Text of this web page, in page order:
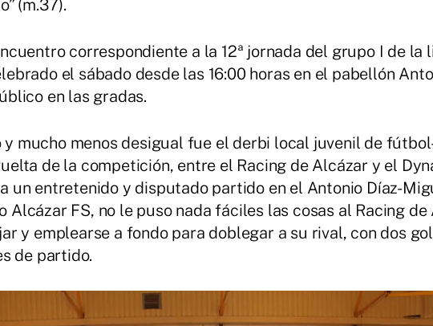
(m.37).
correspondiente a la 12ª jornada del grupo I de la
el sábado desde las 16:00 horas en el pabellón
en las gradas.
mucho menos desigual fue el derbi local juvenil de
de la competición, entre el Racing de Alcázar y el
un entretenido y disputado partido en el Antonio Díaz-
Alcázar FS, no le puso nada fáciles las cosas al Racing
y emplearse a fondo para doblegar a su rival, con dos
de partido.